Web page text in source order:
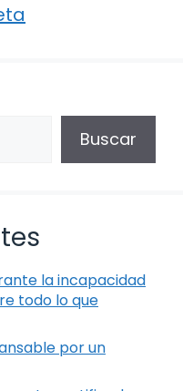
Buscar
la incapacidad
todo lo que
por un